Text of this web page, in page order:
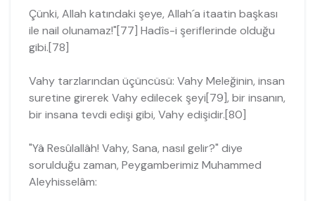
Çünki, Allah katındaki şeye, Allah´a itaatin başkası
ile nail olunamaz!"[77] Hadîs-i şeriflerinde olduğu
gibi.[78]
Vahy tarzlarından üçüncüsü: Vahy Meleğinin, insan
suretine girerek Vahy edilecek şeyi[79], bir insanın,
bir insana tevdi edişi gibi, Vahy edişidir.[80]
"Yâ Resûlallâh! Vahy, Sana, nasıl gelir?" diye
sorulduğu zaman, Peygambe­rimiz Muhammed
Aleyhisselâm: